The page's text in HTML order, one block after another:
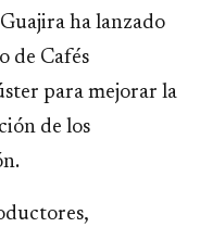
ha lanzado
de Cafés
para mejorar la
de los